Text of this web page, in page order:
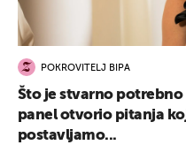
POKROVITELJ BIPA
Što je stvarno potrebno
panel otvorio pitanja
postavljamo...